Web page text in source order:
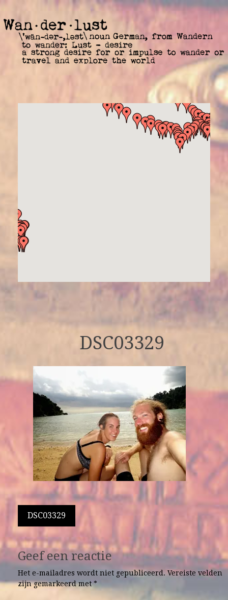
DSC03329
Berichtnavigatie
DSC03329
Geef een reactie
Het e-mailadres wordt niet gepubliceerd. Vereiste velden
zijn gemarkeerd met*